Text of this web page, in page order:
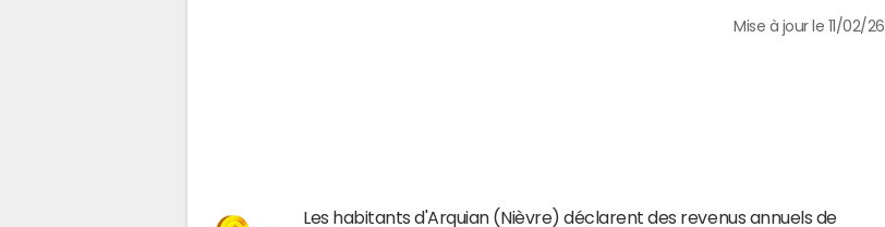
Mise à jour le 11/02/26
Les habitants d'Arquian (Nièvre) déclarent des revenus annuels de